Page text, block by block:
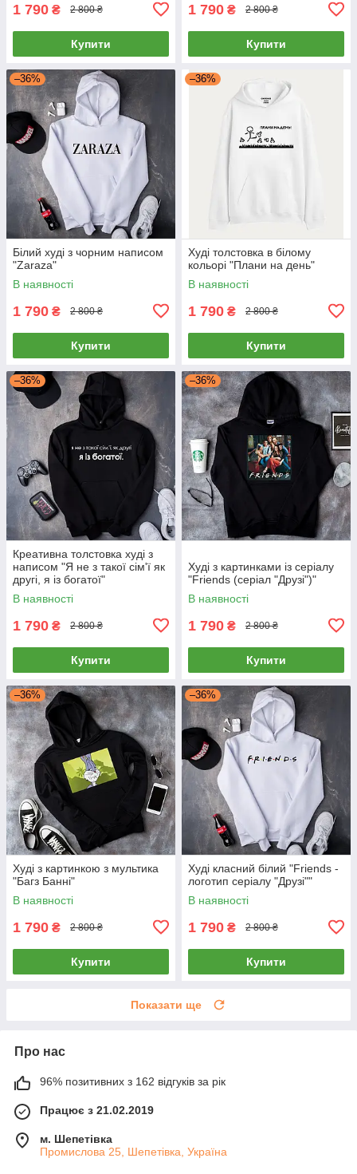
1 790 ₴ 2 800 ₴
Купити
1 790 ₴ 2 800 ₴
Купити
–36%
Білий худі з чорним написом
"Zaraza"
В наявності
1 790 ₴ 2 800 ₴
Купити
–36%
Худі толстовка в білому
кольорі "Плани на день"
В наявності
1 790 ₴ 2 800 ₴
Купити
–36%
Креативна толстовка худі з
написом "Я не з такої сім'ї як
другі, я із богатої"
В наявності
1 790 ₴ 2 800 ₴
Купити
–36%
Худі з картинками із серіалу
"Friends (серіал "Друзі")"
В наявності
1 790 ₴ 2 800 ₴
Купити
–36%
Худі з картинкою з мультика
"Багз Банні"
В наявності
1 790 ₴ 2 800 ₴
Купити
–36%
Худі класний білий "Friends -
логотип серіалу "Друзі""
В наявності
1 790 ₴ 2 800 ₴
Купити
Показати ще
Про нас
96% позитивних з 162 відгуків за рік
Працює з 21.02.2019
м. Шепетівка
Промислова 25, Шепетівка, Україна